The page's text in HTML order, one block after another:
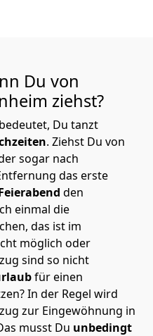
Du von
ziehst?
Du tanzt
. Ziehst Du von
sogar nach
das erste
den
einmal die
das ist im
möglich oder
sind so nicht
für einen
In der Regel wird
zur Eingewöhnung in
musst Du unbedingt